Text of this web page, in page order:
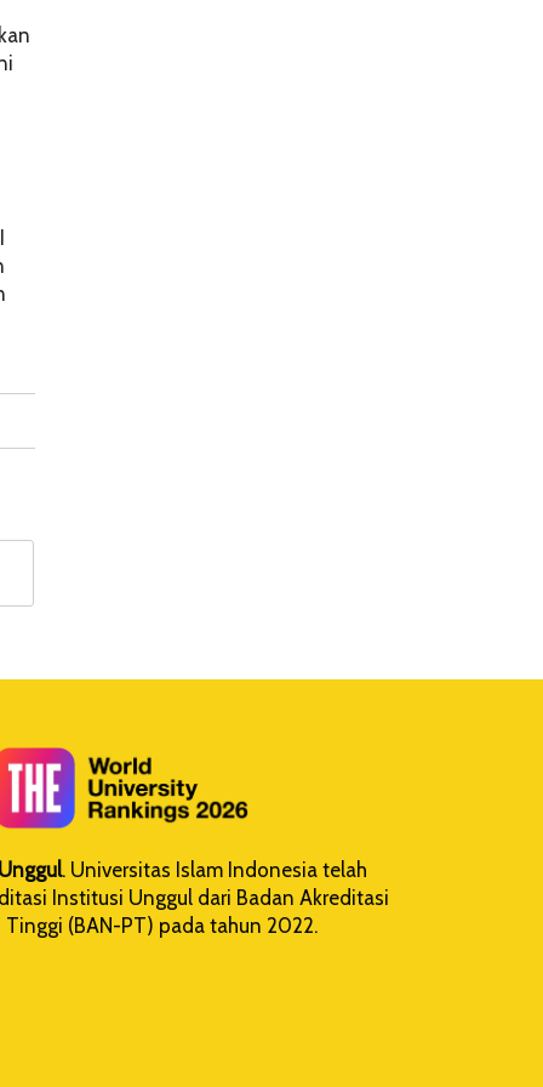
. Universitas Islam Indonesia telah
Institusi Unggul dari Badan Akreditasi
Tinggi (BAN-PT) pada tahun 2022.